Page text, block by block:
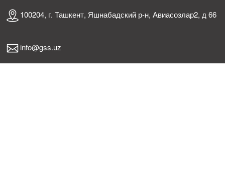
100204, г. Ташкент, Яшнабадский р-н, Авиасозлар2, д 66
info@gss.uz